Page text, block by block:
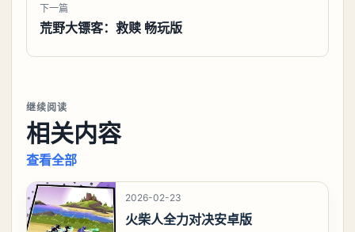
下一篇
荒野大镖客：救赎 畅玩版
继续阅读
相关内容
查看全部
2026-02-23
火柴人全力对决安卓版